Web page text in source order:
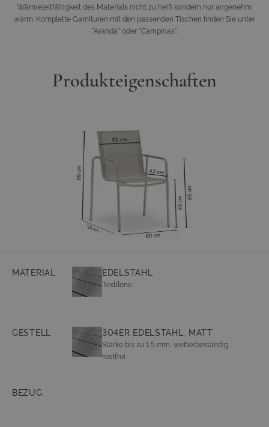
Wärmeleitfähigkeit des Materials nicht zu heiß sondern nur angenehm
warm. Komplette Garnituren mit den passenden Tischen finden Sie unter
"Aranda" oder "Campinas".
Produkteigenschaften
MATERIAL EDELSTAHL
Textilene
GESTELL 304ER EDELSTAHL, MATT
Stärke bis zu 1,5 mm, wetterbeständig,
rostfrei
BEZUG